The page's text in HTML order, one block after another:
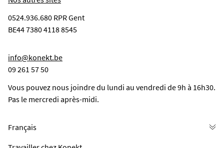
0524.936.680 RPR Gent
BE44 7380 4118 8545
info@konekt.be
09 261 57 50
Vous pouvez nous joindre du lundi au vendredi de 9h à 16h30.
Pas le mercredi après-midi.